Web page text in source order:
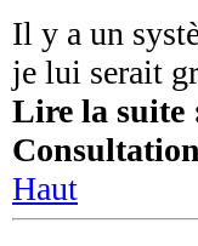
Il y a un
je lui serait
Lire la suite
Haut